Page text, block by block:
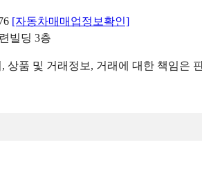
[자동차매매업정보확인]
빌딩 3층
품 및 거래정보, 거래에 대한 책임은